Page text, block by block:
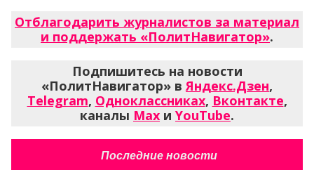
Отблагодарить журналистов за материал
и поддержать «ПолитНавигатор».
Подпишитесь на новости
«ПолитНавигатор» вЯндекс.Дзен,
Telegram, Одноклассниках, Вконтакте,
каналы Max и YouTube.
Последние новости